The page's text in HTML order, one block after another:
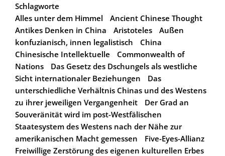
Schlagworte
Alles unter dem Himmel
Ancient Chinese Thought
Antikes Denken in China
Aristoteles
Außen
konfuzianisch, innen legalistisch
China
Chinesische Intellektuelle
Commonwealth of
Nations
Das Gesetz des Dschungels als westliche
Sicht internationaler Beziehungen
Das
unterschiedliche Verhältnis Chinas und des Westens
zu ihrer jeweiligen Vergangenheit
Der Grad an
Souveränität wird im post-Westfälischen
Staatesystem des Westens nach der Nähe zur
amerikanischen Macht gemessen
Five-Eyes-Allianz
Freiwillige Zerstörung des eigenen kulturellen Erbes